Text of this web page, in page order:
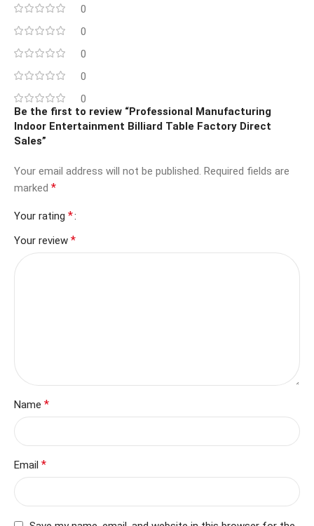
0
0
0
0
0
Be the first to review “Professional Manufacturing
Indoor Entertainment Billiard Table Factory Direct
Sales”
Your email address will not be published. Required fields are
marked *
Your rating *
Your review *
Name *
Email *